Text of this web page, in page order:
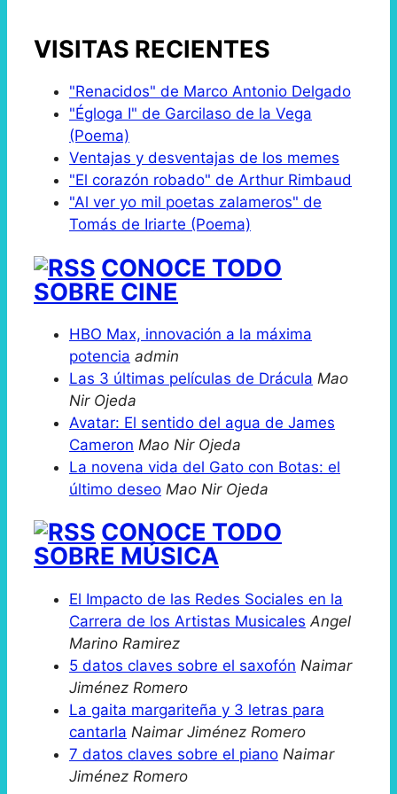
VISITAS RECIENTES
"Renacidos" de Marco Antonio Delgado
"Égloga I" de Garcilaso de la Vega
(Poema)
Ventajas y desventajas de los memes
"El corazón robado" de Arthur Rimbaud
"Al ver yo mil poetas zalameros" de
Tomás de Iriarte (Poema)
CONOCE TODO
SOBRE CINE
HBO Max, innovación a la máxima
potencia admin
Las 3 últimas películas de Drácula Mao
Nir Ojeda
Avatar: El sentido del agua de James
Cameron Mao Nir Ojeda
La novena vida del Gato con Botas: el
último deseo Mao Nir Ojeda
CONOCE TODO
SOBRE MÚSICA
El Impacto de las Redes Sociales en la
Carrera de los Artistas Musicales Angel
Marino Ramirez
5 datos claves sobre el saxofón Naimar
Jiménez Romero
La gaita margariteña y 3 letras para
cantarla Naimar Jiménez Romero
7 datos claves sobre el piano Naimar
Jiménez Romero